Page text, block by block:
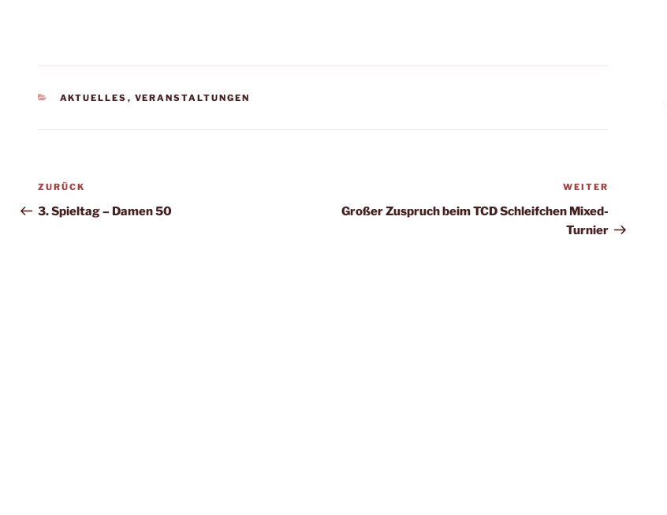
KATEGORIEN
AKTUELLES , VERANSTALTUNGEN
Beitragsnavigation
Vorheriger
Beitrag
ZURÜCK
3. Spieltag – Damen 50
Beitrag
WEITER
Großer Zuspruch beim TCD Schleifchen Mixed-
Turnier